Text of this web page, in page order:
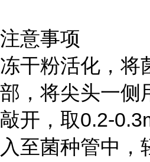
注意事项
冻干粉活化，将
部，将尖头一侧
敲开，取0.2-
入至菌种管中，